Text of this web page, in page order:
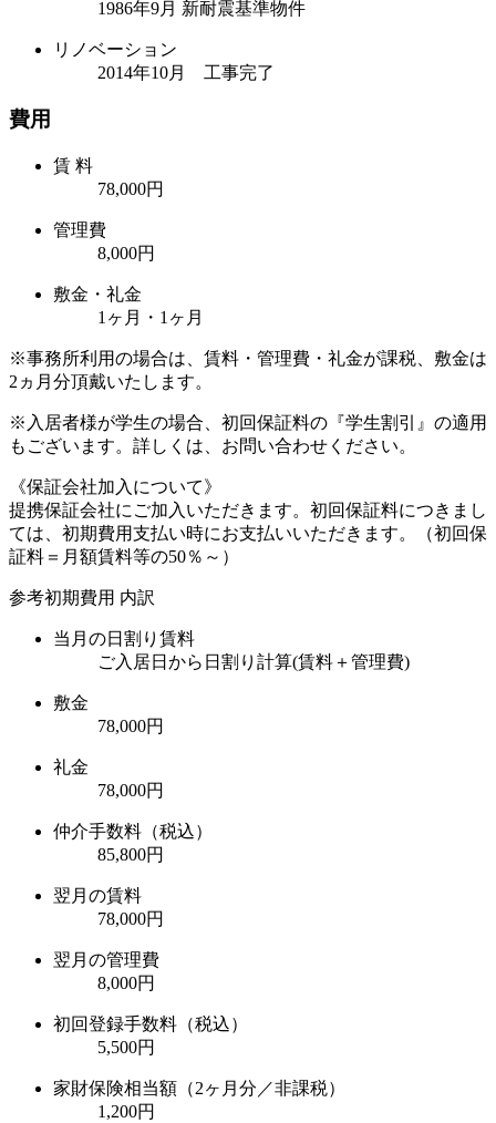
1986年9月 新耐震基準物件
リノベーション
2014年10月 工事完了
費用
賃 料
78,000円
管理費
8,000円
敷金・礼金
1ヶ月・1ヶ月
※事務所利用の場合は、賃料・管理費・礼金が課税、敷金は
2ヵ月分頂戴いたします。
※入居者様が学生の場合、初回保証料の『学生割引』の適用
もございます。詳しくは、お問い合わせください。
《保証会社加入について》
提携保証会社にご加入いただきます。初回保証料につきまし
ては、初期費用支払い時にお支払いいただきます。（初回保
証料＝月額賃料等の50％～）
参考初期費用 内訳
当月の日割り賃料
ご入居日から日割り計算(賃料＋管理費)
敷金
78,000円
礼金
78,000円
仲介手数料（税込）
85,800円
翌月の賃料
78,000円
翌月の管理費
8,000円
初回登録手数料（税込）
5,500円
家財保険相当額（2ヶ月分／非課税）
1,200円